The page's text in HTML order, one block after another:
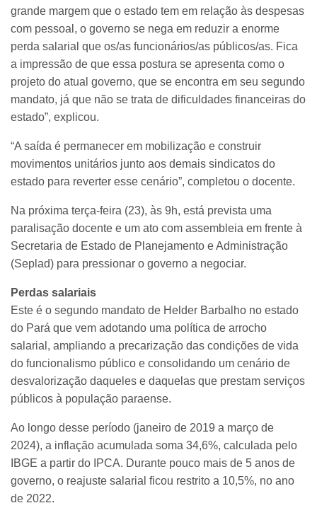
grande margem que o estado tem em relação às despesas
com pessoal, o governo se nega em reduzir a enorme
perda salarial que os/as funcionários/as públicos/as. Fica
a impressão de que essa postura se apresenta como o
projeto do atual governo, que se encontra em seu segundo
mandato, já que não se trata de dificuldades financeiras do
estado”, explicou.
“A saída é permanecer em mobilização e construir
movimentos unitários junto aos demais sindicatos do
estado para reverter esse cenário”, completou o docente.
Na próxima terça-feira (23), às 9h, está prevista uma
paralisação docente e um ato com assembleia em frente à
Secretaria de Estado de Planejamento e Administração
(Seplad) para pressionar o governo a negociar.
Perdas salariais
Este é o segundo mandato de Helder Barbalho no estado
do Pará que vem adotando uma política de arrocho
salarial, ampliando a precarização das condições de vida
do funcionalismo público e consolidando um cenário de
desvalorização daqueles e daquelas que prestam serviços
públicos à população paraense.
Ao longo desse período (janeiro de 2019 a março de
2024), a inflação acumulada soma 34,6%, calculada pelo
IBGE a partir do IPCA. Durante pouco mais de 5 anos de
governo, o reajuste salarial ficou restrito a 10,5%, no ano
de 2022.